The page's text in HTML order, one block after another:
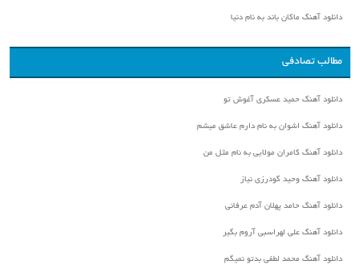
دانلود آهنگ ماکان باند به نام دنیا
مطالب تصادفی
دانلود آهنگ حمید عسکری آغوش تو
دانلود آهنگ اشوان به نام دارم عاشق میشم
دانلود آهنگ کامران مولایی به نام مثل من
دانلود آهنگ وحید گودرزی نیاز
دانلود آهنگ حامد پهلان آدم عرفانی
دانلود آهنگ علی لهراسبی آروم بگیر
دانلود آهنگ محمد لطفی بدتو نمیگم